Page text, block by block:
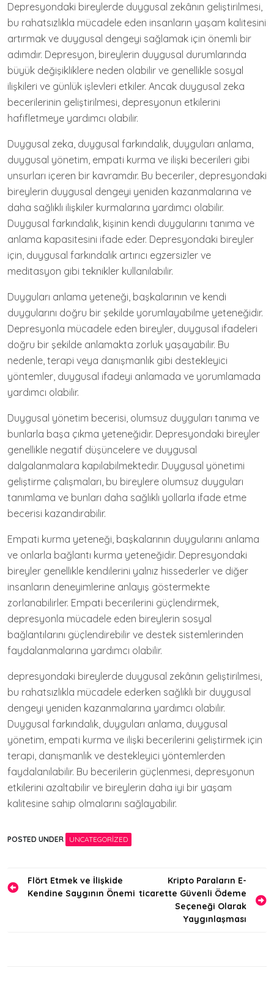
Depresyondaki bireylerde duygusal zekânın geliştirilmesi,
bu rahatsızlıkla mücadele eden insanların yaşam kalitesini
artırmak ve duygusal dengeyi sağlamak için önemli bir
adımdır. Depresyon, bireylerin duygusal durumlarında
büyük değişikliklere neden olabilir ve genellikle sosyal
ilişkileri ve günlük işlevleri etkiler. Ancak duygusal zeka
becerilerinin geliştirilmesi, depresyonun etkilerini
hafifletmeye yardımcı olabilir.
Duygusal zeka, duygusal farkındalık, duyguları anlama,
duygusal yönetim, empati kurma ve ilişki becerileri gibi
unsurları içeren bir kavramdır. Bu beceriler, depresyondaki
bireylerin duygusal dengeyi yeniden kazanmalarına ve
daha sağlıklı ilişkiler kurmalarına yardımcı olabilir.
Duygusal farkındalık, kişinin kendi duygularını tanıma ve
anlama kapasitesini ifade eder. Depresyondaki bireyler
için, duygusal farkındalık artırıcı egzersizler ve
meditasyon gibi teknikler kullanılabilir.
Duyguları anlama yeteneği, başkalarının ve kendi
duygularını doğru bir şekilde yorumlayabilme yeteneğidir.
Depresyonla mücadele eden bireyler, duygusal ifadeleri
doğru bir şekilde anlamakta zorluk yaşayabilir. Bu
nedenle, terapi veya danışmanlık gibi destekleyici
yöntemler, duygusal ifadeyi anlamada ve yorumlamada
yardımcı olabilir.
Duygusal yönetim becerisi, olumsuz duyguları tanıma ve
bunlarla başa çıkma yeteneğidir. Depresyondaki bireyler
genellikle negatif düşüncelere ve duygusal
dalgalanmalara kapılabilmektedir. Duygusal yönetimi
geliştirme çalışmaları, bu bireylere olumsuz duyguları
tanımlama ve bunları daha sağlıklı yollarla ifade etme
becerisi kazandırabilir.
Empati kurma yeteneği, başkalarının duygularını anlama
ve onlarla bağlantı kurma yeteneğidir. Depresyondaki
bireyler genellikle kendilerini yalnız hissederler ve diğer
insanların deneyimlerine anlayış göstermekte
zorlanabilirler. Empati becerilerini güçlendirmek,
depresyonla mücadele eden bireylerin sosyal
bağlantılarını güçlendirebilir ve destek sistemlerinden
faydalanmalarına yardımcı olabilir.
depresyondaki bireylerde duygusal zekânın geliştirilmesi,
bu rahatsızlıkla mücadele ederken sağlıklı bir duygusal
dengeyi yeniden kazanmalarına yardımcı olabilir.
Duygusal farkındalık, duyguları anlama, duygusal
yönetim, empati kurma ve ilişki becerilerini geliştirmek için
terapi, danışmanlık ve destekleyici yöntemlerden
faydalanılabilir. Bu becerilerin güçlenmesi, depresyonun
etkilerini azaltabilir ve bireylerin daha iyi bir yaşam
kalitesine sahip olmalarını sağlayabilir.
POSTED UNDER UNCATEGORIZED
Yazı
gezinmesi
Flört Etmek ve İlişkide
Kendine Saygının Önemi
Kripto Paraların E-
ticarette Güvenli Ödeme
Seçeneği Olarak
Yaygınlaşması